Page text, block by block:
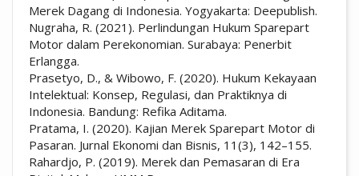
Merek Dagang di Indonesia. Yogyakarta: Deepublish.
Nugraha, R. (2021). Perlindungan Hukum Sparepart
Motor dalam Perekonomian. Surabaya: Penerbit
Erlangga.
Prasetyo, D., & Wibowo, F. (2020). Hukum Kekayaan
Intelektual: Konsep, Regulasi, dan Praktiknya di
Indonesia. Bandung: Refika Aditama.
Pratama, I. (2020). Kajian Merek Sparepart Motor di
Pasaran. Jurnal Ekonomi dan Bisnis, 11(3), 142–155.
Rahardjo, P. (2019). Merek dan Pemasaran di Era